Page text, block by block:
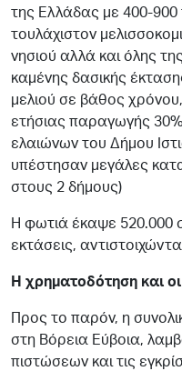
της Ελλάδας με 400-900
τουλάχιστον
νησιού αλλά και όλης
καμένης δασικής
μελιού σε βάθος
ετήσιας παραγωγής
ελαιώνων του Δήμου
υπέστησαν μεγάλες
στους 2 δήμους)
Η φωτιά έκαψε 520.000
εκτάσεις,
Η χρηματοδότηση και
Προς το παρόν, η
στη Βόρεια Εύβοια,
πιστώσεων και τις